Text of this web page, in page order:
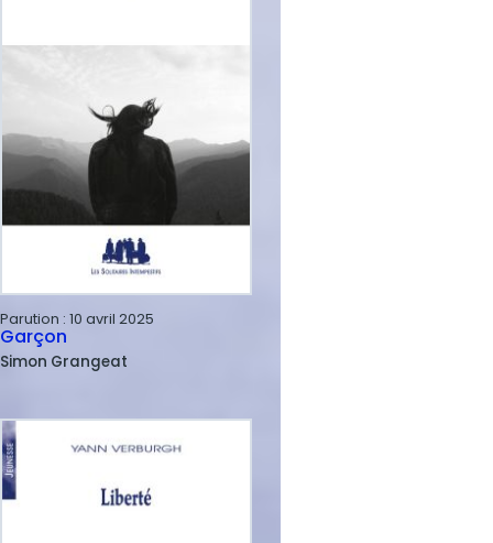
Parution : 10 avril 2025
Garçon
Simon Grangeat